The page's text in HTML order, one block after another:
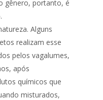
gênero, portanto, é
Alguns
realizam esse
pelos vagalumes,
após
químicos que
misturados,